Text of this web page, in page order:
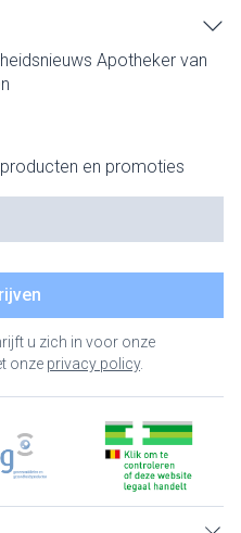
Apotheker van
en promoties
u zich in voor onze
onze privacy policy.